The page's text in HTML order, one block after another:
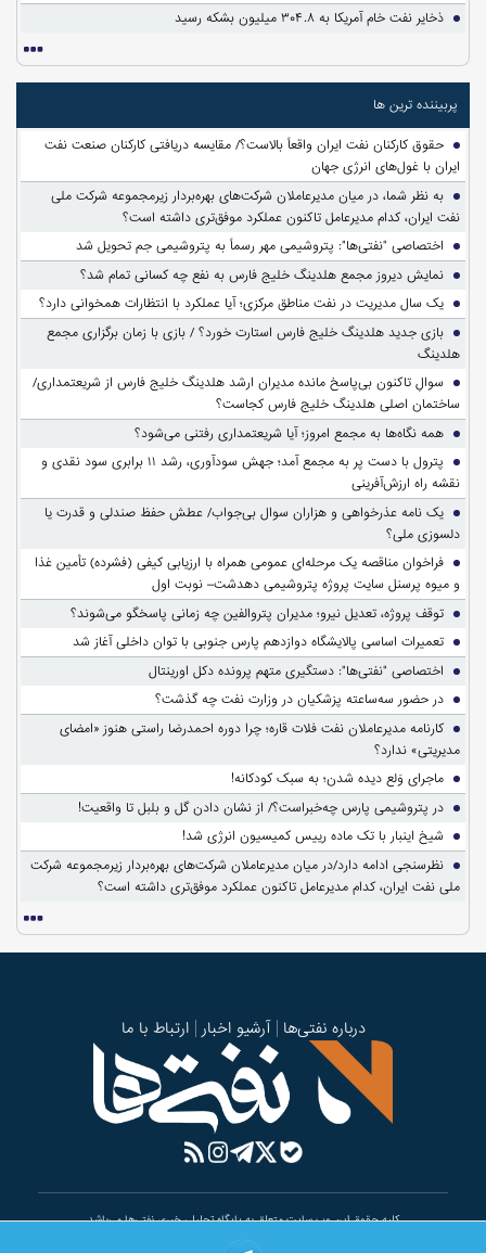
ذخایر نفت خام آمریکا به ۳۰۴.۸ میلیون بشکه رسید
پربیننده ترین ها
حقوق کارکنان نفت ایران واقعاً بالاست؟/ مقایسه دریافتی کارکنان صنعت نفت
ایران با غول‌های انرژی جهان
به نظر شما، در میان مدیرعاملان شرکت‌های بهره‌بردار زیرمجموعه شرکت ملی
نفت ایران، کدام مدیرعامل تاکنون عملکرد موفق‌تری داشته است؟
اختصاصی "نفتی‌ها": پتروشیمی مهر رسماً به پتروشیمی جم تحویل شد
نمایش دیروز مجمع هلدینگ خلیج فارس به نفع چه کسانی تمام شد؟
یک سال مدیریت در نفت مناطق مرکزی؛ آیا عملکرد با انتظارات همخوانی دارد؟
بازی جدید هلدینگ خلیج فارس استارت خورد؟ / بازی با زمان برگزاری مجمع
هلدینگ
سوالِ تاکنون بی‌پاسخ مانده مدیران ارشد هلدینگ خلیج فارس از شریعتمداری/
ساختمان اصلی هلدینگ خلیج فارس کجاست؟
همه نگاه‌ها به مجمع امروز؛ آیا شریعتمداری رفتنی می‌شود؟
پترول با دست پر به مجمع آمد؛ جهش سودآوری، رشد ۱۱ برابری سود نقدی و
نقشه راه ارزش‌آفرینی
یک نامه عذرخواهی و هزاران سوال بی‌جواب/ عطش حفظ صندلی و قدرت یا
دلسوزی ملی؟
فراخوان مناقصه یک مرحله‌ای عمومی همراه با ارزیابی کیفی (فشرده) تأمین غذا
و میوه پرسنل سایت پروژه پتروشیمی دهدشت– نوبت اول
توقف پروژه، تعدیل نیرو؛ مدیران پتروالفین چه زمانی پاسخگو می‌شوند؟
تعمیرات اساسی پالایشگاه دوازدهم پارس جنوبی با توان داخلی آغاز شد
اختصاصی "نفتی‌ها": دستگیری متهم پرونده دکل اورینتال
در حضور سه‌ساعته پزشکیان در وزارت نفت چه گذشت؟
کارنامه مدیرعاملان نفت فلات قاره؛ چرا دوره احمدرضا راستی هنوز «امضای
مدیریتی» ندارد؟
ماجرای وَلع دیده شدن؛ به سبک کودکانه!
در پتروشیمی پارس چه‌خبراست؟/ از نشان دادن گل و بلبل تا واقعیت!
شیخ اینبار با تک ماده رییس کمیسیون انرژی شد!
نظرسنجی ادامه دارد/در میان مدیرعاملان شرکت‌های بهره‌بردار زیرمجموعه شرکت
ملی نفت ایران، کدام مدیرعامل تاکنون عملکرد موفق‌تری داشته است؟
درباره نفتی‌ها آرشیو اخبار ارتباط با ما
کلیه حقوق این وب سایت متعلق به پایگاه تحلیلی خبری نفتی‌ها می‌باشد